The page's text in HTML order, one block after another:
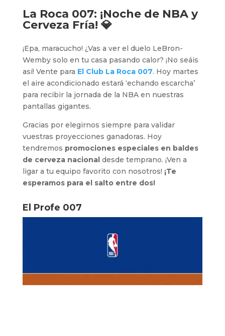
La Roca 007: ¡Noche de NBA y
Cerveza Fría! 💎
¡Epa, maracucho! ¿Vas a ver el duelo LeBron-
Wemby solo en tu casa pasando calor? ¡No seáis
así! Vente para El Club La Roca 007. Hoy martes
el aire acondicionado estará ‘echando escarcha’
para recibir la jornada de la NBA en nuestras
pantallas gigantes.
Gracias por elegirnos siempre para validar
vuestras proyecciones ganadoras. Hoy
tendremos promociones especiales en baldes
de cerveza nacionaldesde temprano. ¡Ven a
ligar a tu equipo favorito con nosotros! ¡Te
esperamos para el salto entre dos!
El Profe 007